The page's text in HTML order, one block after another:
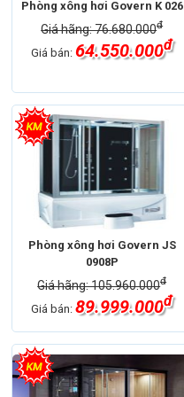
Phòng xông hơi Govern K 026
Giá hãng: 76.680.000đ
Giá bán:64.550.000đ
Phòng xông hơi Govern JS
0908P
Giá hãng: 105.960.000đ
Giá bán:89.999.000đ